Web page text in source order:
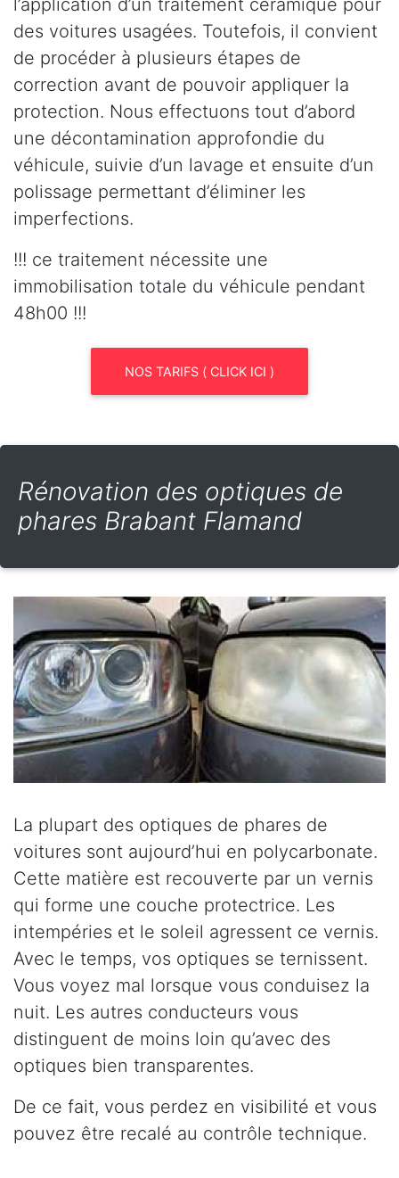
l’application d’un traitement céramique pour
des voitures usagées. Toutefois, il convient
de procéder à plusieurs étapes de
correction avant de pouvoir appliquer la
protection. Nous effectuons tout d’abord
une décontamination approfondie du
véhicule, suivie d’un lavage et ensuite d’un
polissage permettant d’éliminer les
imperfections.
!!! ce traitement nécessite une
immobilisation totale du véhicule pendant
48h00 !!!
NOS TARIFS ( CLICK ICI )
Rénovation des optiques de
phares Brabant Flamand
La plupart des optiques de phares de
voitures sont aujourd’hui en polycarbonate.
Cette matière est recouverte par un vernis
qui forme une couche protectrice. Les
intempéries et le soleil agressent ce vernis.
Avec le temps, vos optiques se ternissent.
Vous voyez mal lorsque vous conduisez la
nuit. Les autres conducteurs vous
distinguent de moins loin qu’avec des
optiques bien transparentes.
De ce fait, vous perdez en visibilité et vous
pouvez être recalé au contrôle technique.